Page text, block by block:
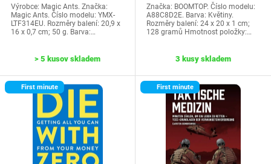
Výrobce: Magic Ants. Značka:
Magic Ants. Číslo modelu: YMX-
LTF314EU. Rozměry balení: 20,9 x
16 x 0,7 cm; 50 g. Barva:…
> 5 kusov skladem
Značka: BOOMTOP. Číslo modelu:
A88C8D2E. Barva: Květiny.
Rozměry balení: 24 x 20 x 1 cm;
128 gramů Hmotnost položky:…
3 kusy skladem
First minute First minute